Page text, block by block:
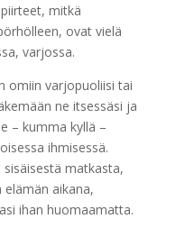
mitkä
ovat vielä
varjossa.
omiin varjopuoliisi tai
ne itsessäsi ja
– kumma kyllä –
ihmisessä.
matkasta,
aikana,
ihan huomaamatta.